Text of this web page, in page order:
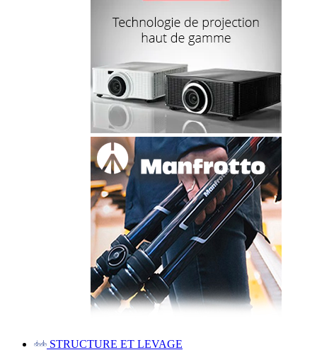
STRUCTURE ET LEVAGE